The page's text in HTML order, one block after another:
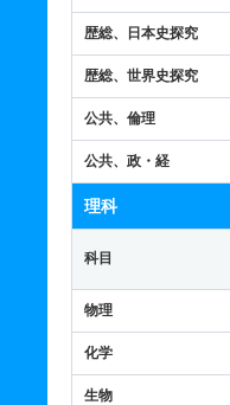
歴総、日本史探究
歴総、世界史探究
公共、倫理
公共、政・経
理科
科目
物理
化学
生物